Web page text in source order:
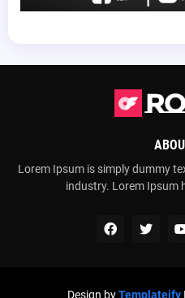
Lorem Ipsum is simply dummy
industry. Lorem Ipsum
Design byTemplateify